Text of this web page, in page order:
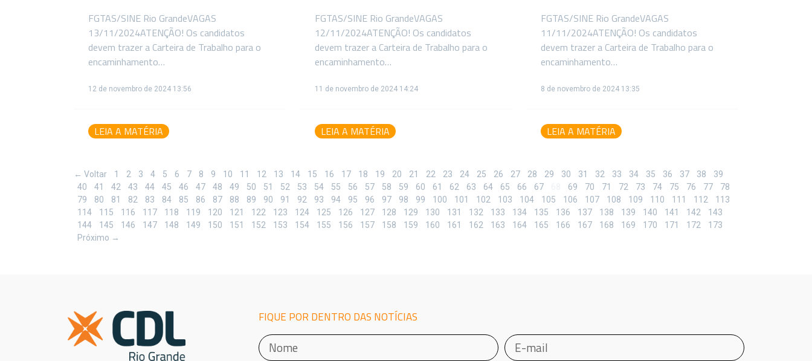
FGTAS/SINE Rio GrandeVAGAS
13/11/2024ATENÇÃO! Os candidatos
devem trazer a Carteira de Trabalho para o
encaminhamento…
12 de novembro de 2024 13:56
LEIA A MATÉRIA
FGTAS/SINE Rio GrandeVAGAS
12/11/2024ATENÇÃO! Os candidatos
devem trazer a Carteira de Trabalho para o
encaminhamento…
11 de novembro de 2024 14:24
LEIA A MATÉRIA
FGTAS/SINE Rio GrandeVAGAS
11/11/2024ATENÇÃO! Os candidatos
devem trazer a Carteira de Trabalho para o
encaminhamento…
8 de novembro de 2024 13:35
LEIA A MATÉRIA
← Voltar 1 2 3 4 5 6 7 8 9 10 11 12 13 14 15 16 17 18 19 20 21 22 23 24 25 26 27 28 29 30 31 32 33 34 35 36 37 38
39
40
41 42 43 44 45 46 47 48 49 50 51 52 53 54 55 56 57 58 59 60 61 62 63 64 65 66 67 69 70 71 72 73 74 75 76 77
78
79
80 81 82 83 84 85 86 87 88 89 90 91 92 93 94 95 96 97 98 99 100 101 102 103 104 105 106 107 108 109 110 111 112
113
114
115 116 117 118 119 120 121 122 123 124 125 126 127 128 129 130 131 132 133 134 135 136 137 138 139 140 141 142
143
144
145 146 147 148 149 150 151 152 153 154 155 156 157 158 159 160 161 162 163 164 165 166 167 168 169 170 171 172
173
Próximo →
FIQUE POR DENTRO DAS NOTÍCIAS